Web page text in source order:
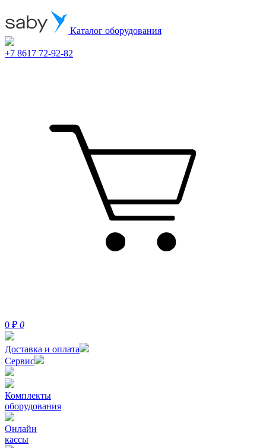
Каталог оборудования
+7 8617 72-92-82
0 ₽ 0
Доставка и оплата
Сервис
Комплекты
оборудования
Онлайн
кассы